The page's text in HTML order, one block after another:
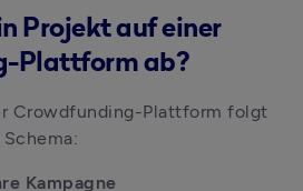
Projekt auf einer
Plattform ab?
Crowdfunding-Plattform folgt
Kampagne